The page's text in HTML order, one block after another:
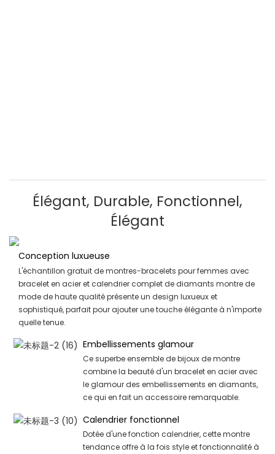
Élégant, Durable, Fonctionnel,
Élégant
Conception luxueuse
L'échantillon gratuit de montres-bracelets pour femmes avec
bracelet en acier et calendrier complet de diamants montre de
mode de haute qualité présente un design luxueux et
sophistiqué, parfait pour ajouter une touche élégante à n'importe
quelle tenue.
Embellissements glamour
Ce superbe ensemble de bijoux de montre
combine la beauté d'un bracelet en acier avec
le glamour des embellissements en diamants,
ce qui en fait un accessoire remarquable.
Calendrier fonctionnel
Dotée d'une fonction calendrier, cette montre
tendance offre à la fois style et fonctionnalité à